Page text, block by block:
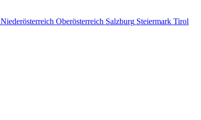
Niederösterreich Oberösterreich Salzburg Steiermark Tirol